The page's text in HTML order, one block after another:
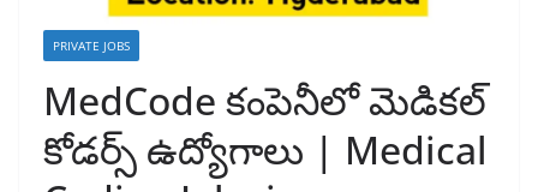
PRIVATE JOBS
MedCode కంపెనీలో మెడికల్
కోడర్స్ ఉద్యోగాలు | Medical